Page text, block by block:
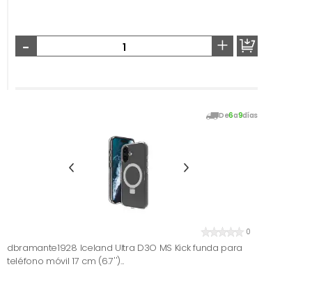
- +
De6a9días
0
dbramante1928 Iceland Ultra D3O MS Kick funda para
teléfono móvil 17 cm (6.7'')...